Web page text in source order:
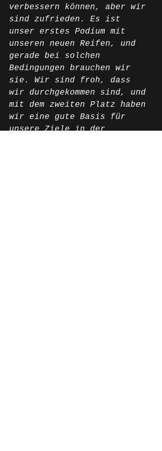
verbessern können, aber wir
sind zufrieden. Es ist
unser erstes Podium mit
unseren neuen Reifen, und
gerade bei solchen
Bedingungen brauchen wir
sie. Wir sind froh, dass
wir durchgekommen sind, und
mit dem zweiten Platz haben
wir eine gute Basis für
unsere Ziele in der